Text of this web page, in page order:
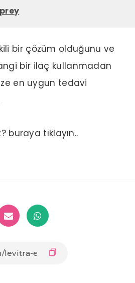
bir çözüm olduğunu ve
bir ilaç kullanmadan
en uygun tedavi
buraya tıklayın..